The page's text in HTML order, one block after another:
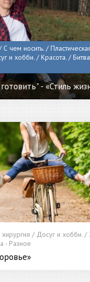
носить. /
и хобби. / Красота. / Битва
- «Стиль
/ Досуг и хобби. /
- Разное